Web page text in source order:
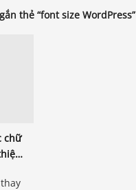
thẻ “font size WordPress”
chữ